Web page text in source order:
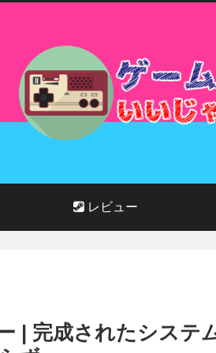
レビュー
| 完成されたシステ